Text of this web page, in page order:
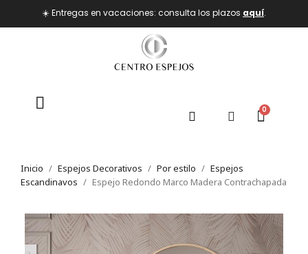
☀️ Entregas en vacaciones: consulta los plazos aquí.
Inicio Espejos Decorativos Por estilo
Espejos
Escandinavos
Espejo Redondo Marco Madera Contrachapada